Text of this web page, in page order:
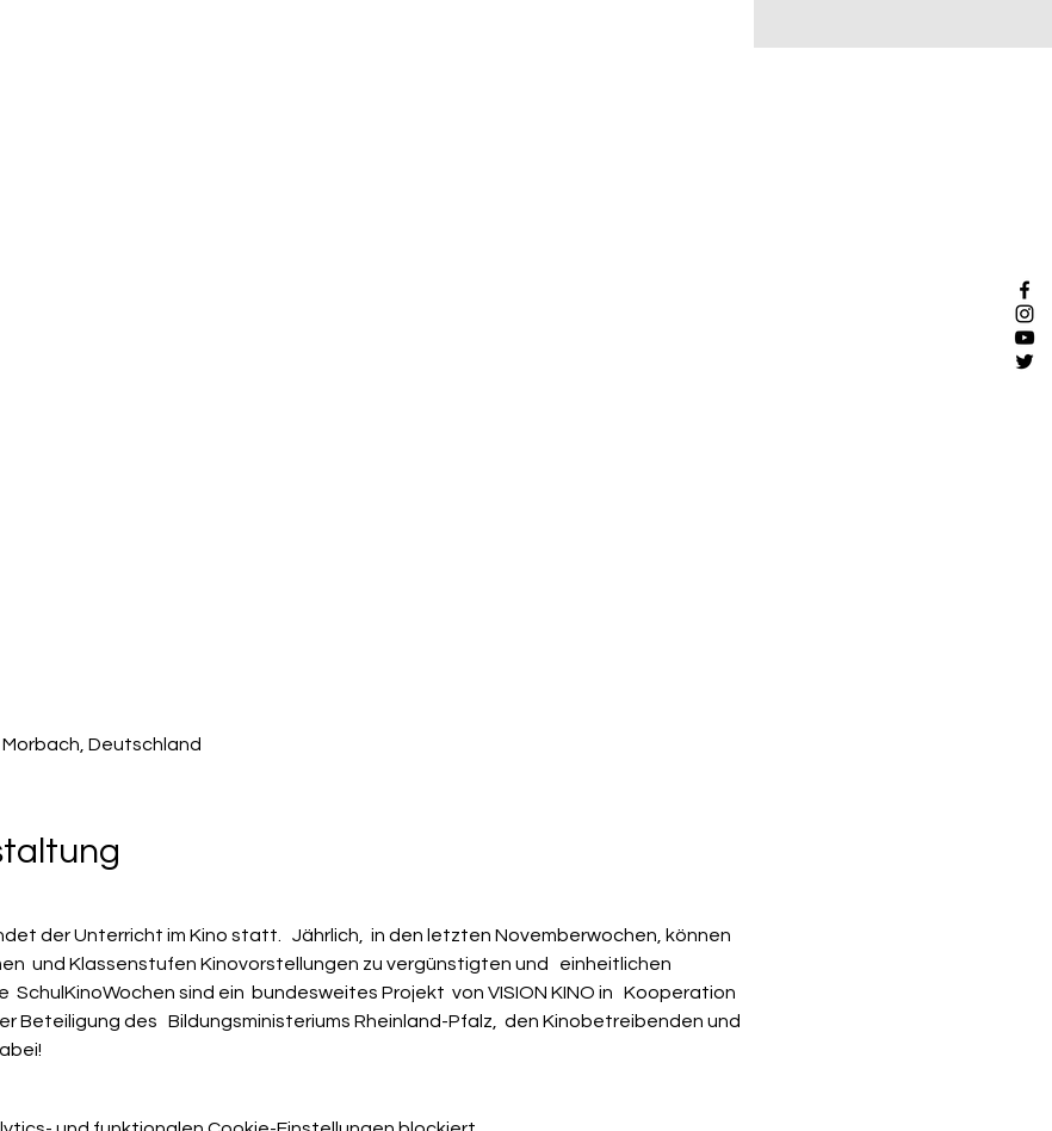
Deutschland
der Unterricht im Kino statt.   Jährlich,  in den letzten Novemberwochen, können
und Klassenstufen Kinovorstellungen zu vergünstigten und   einheitlichen
SchulKinoWochen sind ein  bundesweites Projekt  von VISION KINO in   Kooperation
Beteiligung des   Bildungsministeriums Rheinland-Pfalz,  den Kinobetreibenden und